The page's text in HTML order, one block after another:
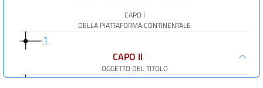
CAPO I
DELLA PIATTAFORMA CONTINENTALE
1
CAPO II
OGGETTO DEL TITOLO